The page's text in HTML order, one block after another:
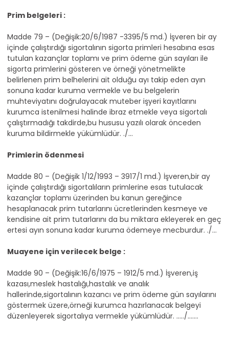
Prim belgeleri :
Madde 79 – (Değişik:20/6/1987 -3395/5 md.) İşveren bir ay
içinde çalıştırdığı sigortalının sigorta primleri hesabına esas
tutulan kazançlar toplamı ve prim ödeme gün sayıları ile
sigorta primlerini gösteren ve örneği yönetmelikte
belirlenen prim belhelerini ait olduğu ayı takip eden ayın
sonuna kadar kuruma vermekle ve bu belgelerin
muhteviyatını doğrulayacak muteber işyeri kayıtlarını
kurumca istenilmesi halinde ibraz etmekle veya sigortalı
çalıştırmadığı takdirde,bu hususu yazılı olarak önceden
kuruma bildirmekle yükümlüdür. ./...
Primlerin ödenmesi
Madde 80 – (Değişik 1/12/1993 – 3917/1 md.) İşveren,bir ay
içinde çalıştırdığı sigortalıların primlerine esas tutulacak
kazançlar toplamı üzerinden bu kanun gereğince
hesaplanacak prim tutarlarını ücretlerinden kesmeye ve
kendisine ait prim tutarlarını da bu miktara ekleyerek en geç
ertesi ayın sonuna kadar kuruma ödemeye mecburdur. ./...
Muayene için verilecek belge :
Madde 90 – (Değişik:16/6/1975 – 1912/5 md.) İşveren,iş
kazası,meslek hastalığı,hastalık ve analık
hallerinde,sigortalının kazancı ve prim ödeme gün sayılarını
göstermek üzere,örneği kurumca hazırlanacak belgeyi
düzenleyerek sigortalıya vermekle yükümlüdür. ...../.......